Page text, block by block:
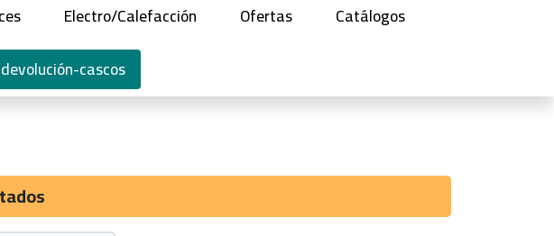
Electro/Calefacción Ofertas
Catálogos
cascos